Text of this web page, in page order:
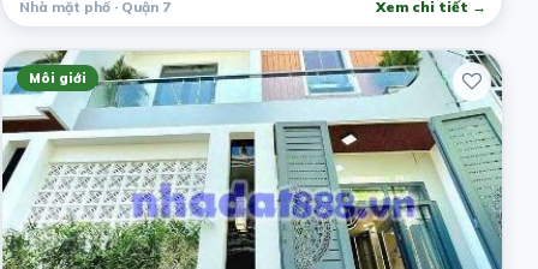
Nhà mặt phố · Quận 7 Xem chi tiết →
Môi giới